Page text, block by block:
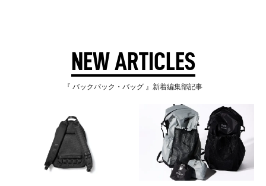
NEW ARTICLES
『 バックパック・バッグ 』新着編集部記事